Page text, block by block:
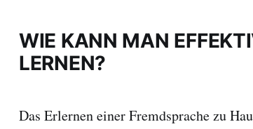
WIE KANN MAN
LERNEN?
Das Erlernen einer Fremdsprache zu